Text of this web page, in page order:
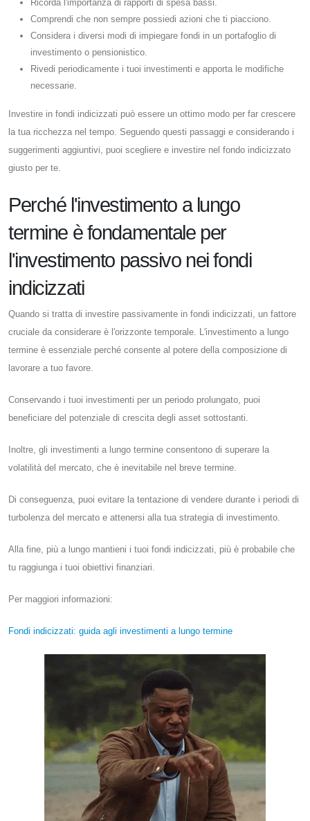
Ricorda l'importanza di rapporti di spesa bassi.
Comprendi che non sempre possiedi azioni che ti piacciono.
Considera i diversi modi di impiegare fondi in un portafoglio di
investimento o pensionistico.
Rivedi periodicamente i tuoi investimenti e apporta le modifiche
necessarie.
Investire in fondi indicizzati può essere un ottimo modo per far crescere
la tua ricchezza nel tempo. Seguendo questi passaggi e considerando i
suggerimenti aggiuntivi, puoi scegliere e investire nel fondo indicizzato
giusto per te.
Perché l'investimento a lungo
termine è fondamentale per
l'investimento passivo nei fondi
indicizzati
Quando si tratta di investire passivamente in fondi indicizzati, un fattore
cruciale da considerare è l'orizzonte temporale. L'investimento a lungo
termine è essenziale perché consente al potere della composizione di
lavorare a tuo favore.
Conservando i tuoi investimenti per un periodo prolungato, puoi
beneficiare del potenziale di crescita degli asset sottostanti.
Inoltre, gli investimenti a lungo termine consentono di superare la
volatilità del mercato, che è inevitabile nel breve termine.
Di conseguenza, puoi evitare la tentazione di vendere durante i periodi di
turbolenza del mercato e attenersi alla tua strategia di investimento.
Alla fine, più a lungo mantieni i tuoi fondi indicizzati, più è probabile che
tu raggiunga i tuoi obiettivi finanziari.
Per maggiori informazioni:
Fondi indicizzati: guida agli investimenti a lungo termine